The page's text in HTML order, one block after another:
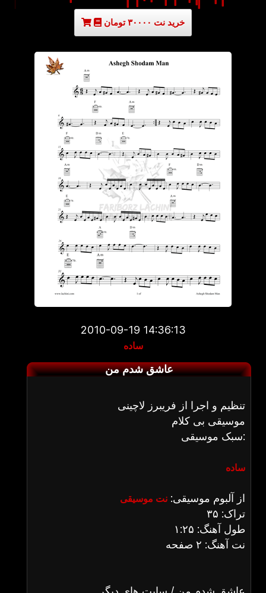
خرید نت ۳۰۰۰۰ تومان
2010-09-19 14:36:13
ساده
عاشق شدم من
تنظیم و اجرا از فریبرز لاچینی
موسیقی بی کلام
سبک موسیقی:
ساده
از آلبوم موسیقی: نت موسیقی
تراک: ۳۵
طول آهنگ: ۱:۲۵
نت آهنگ: ۲ صفحه